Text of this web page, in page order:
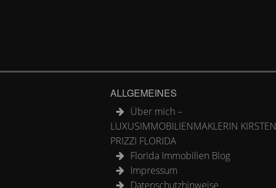
ALLGEMEINES
Über mich –
LUXUSIMMOBILIENMAKLERIN KIRSTEN
PRIZZI FLORIDA
Florida Immobilien Blog
Impressum
Datenschutzhinweise